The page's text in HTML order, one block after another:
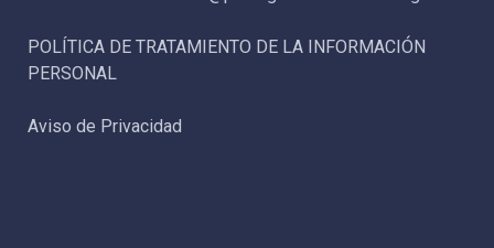
POLÍTICA DE TRATAMIENTO DE LA INFORMACIÓN
PERSONAL
Aviso de Privacidad